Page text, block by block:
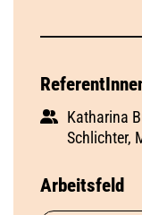
Katharina
Schlichter,
Arbeitsfeld